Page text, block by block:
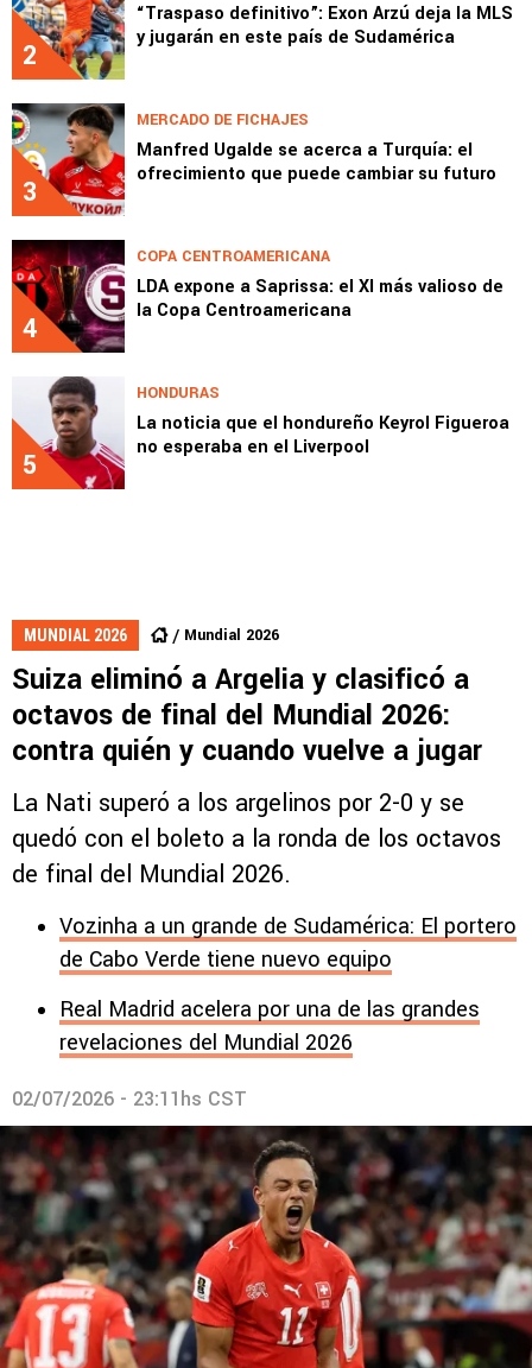
2
“Traspaso definitivo”: Exon Arzú deja la MLS
y jugarán en este país de Sudamérica
3
MERCADO DE FICHAJES
Manfred Ugalde se acerca a Turquía: el
ofrecimiento que puede cambiar su futuro
4
COPA CENTROAMERICANA
LDA expone a Saprissa: el XI más valioso de
la Copa Centroamericana
5
HONDURAS
La noticia que el hondureño Keyrol Figueroa
no esperaba en el Liverpool
MUNDIAL 2026 Mundial 2026
Suiza eliminó a Argelia y clasificó a
octavos de final del Mundial 2026:
contra quién y cuando vuelve a jugar
La Nati superó a los argelinos por 2-0 y se
quedó con el boleto a la ronda de los octavos
de final del Mundial 2026.
Vozinha a un grande de Sudamérica: El portero
de Cabo Verde tiene nuevo equipo
Real Madrid acelera por una de las grandes
revelaciones del Mundial 2026
02/07/2026 - 23:11hs CST